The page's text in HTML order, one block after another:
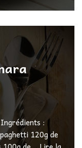
:
120g de